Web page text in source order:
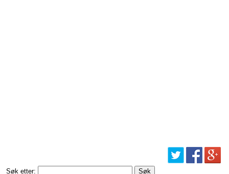
Søk etter: